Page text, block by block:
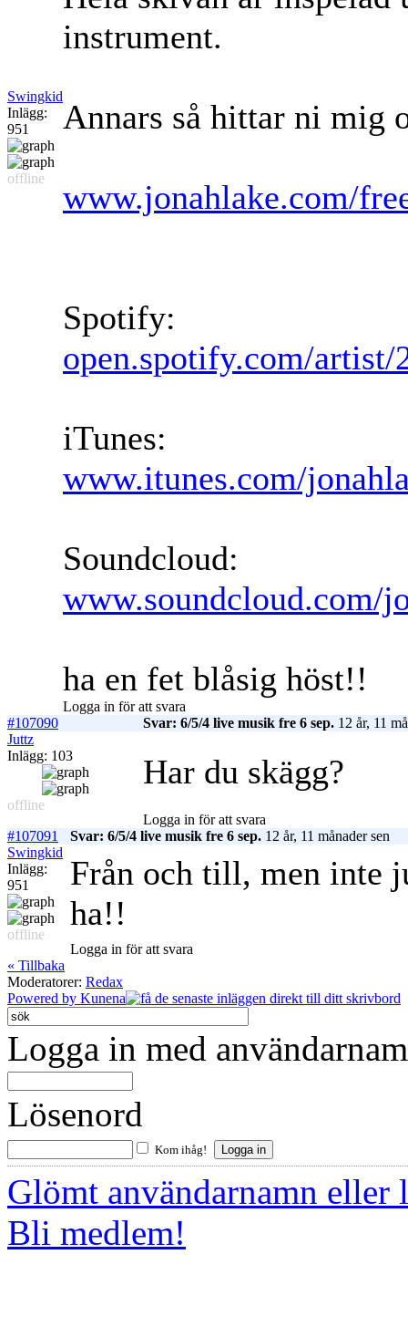
Swingkid
Inlägg:
951
offline
instrument.
Annars så hittar ni mig
www.jonahlake.com/
Spotify:
open.spotify.com/
iTunes:
www.itunes.com/
Soundcloud:
www.soundcloud.com/
ha en fet blåsig höst!!
Logga in för att svara
#107090
Svar: 6/5/4 live musik fre 6 sep. 12 år, 11
Juttz
Inlägg: 103
offline
Har du skägg?
Logga in för att svara
#107091
Svar: 6/5/4 live musik fre 6 sep. 12 år, 11 månader sen
Swingkid
Inlägg:
951
offline
Från och till, men inte
ha!!
Logga in för att svara
« Tillbaka
Moderatorer: Redax
Powered by Kunena
Logga in med
Lösenord
Kom ihåg!
Glömt användarnamn eller
Bli medlem!